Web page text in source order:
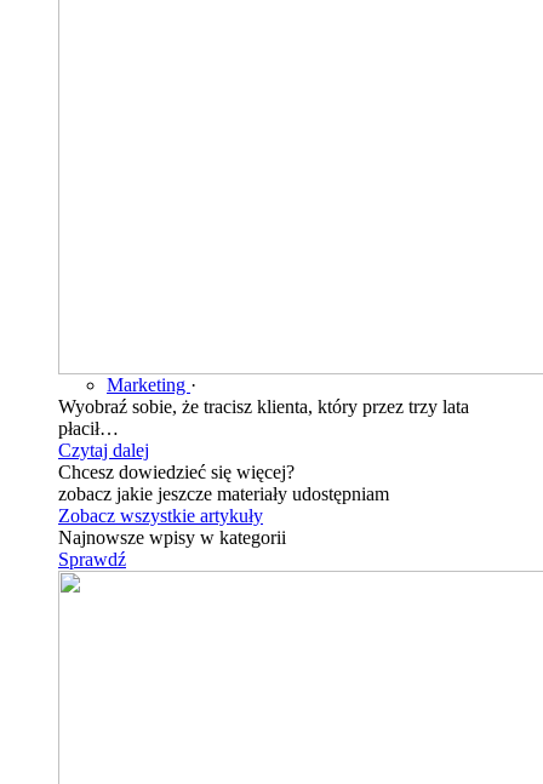
Marketing ·
Wyobraź sobie, że tracisz klienta, który przez trzy lata
płacił…
Czytaj dalej
Chcesz dowiedzieć się więcej?
zobacz jakie jeszcze materiały udostępniam
Zobacz wszystkie artykuły
Najnowsze wpisy w kategorii
Sprawdź